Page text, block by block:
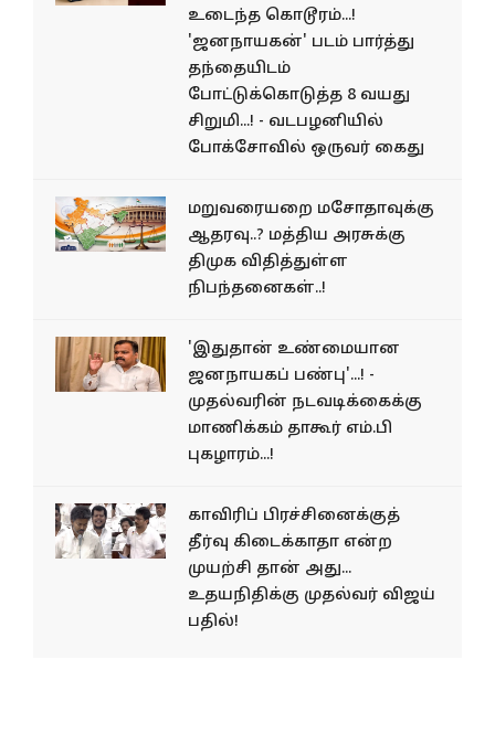
உடைந்த கொடூரம்...!
'ஜனநாயகன்' படம் பார்த்து
தந்தையிடம்
போட்டுக்கொடுத்த 8 வயது
சிறுமி...! - வடபழனியில்
போக்சோவில் ஒருவர் கைது
மறுவரையறை மசோதாவுக்கு
ஆதரவு..? மத்திய அரசுக்கு
திமுக விதித்துள்ள
நிபந்தனைகள்..!
'இதுதான் உண்மையான
ஜனநாயகப் பண்பு'...! -
முதல்வரின் நடவடிக்கைக்கு
மாணிக்கம் தாகூர் எம்.பி
புகழாரம்...!
காவிரிப் பிரச்சினைக்குத்
தீர்வு கிடைக்காதா என்ற
முயற்சி தான் அது...
உதயநிதிக்கு முதல்வர் விஜய்
பதில்!